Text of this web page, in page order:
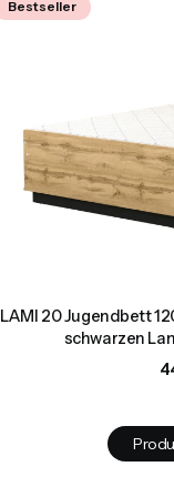
Bestseller
LAMI 20 Jugendbett
schwarzen